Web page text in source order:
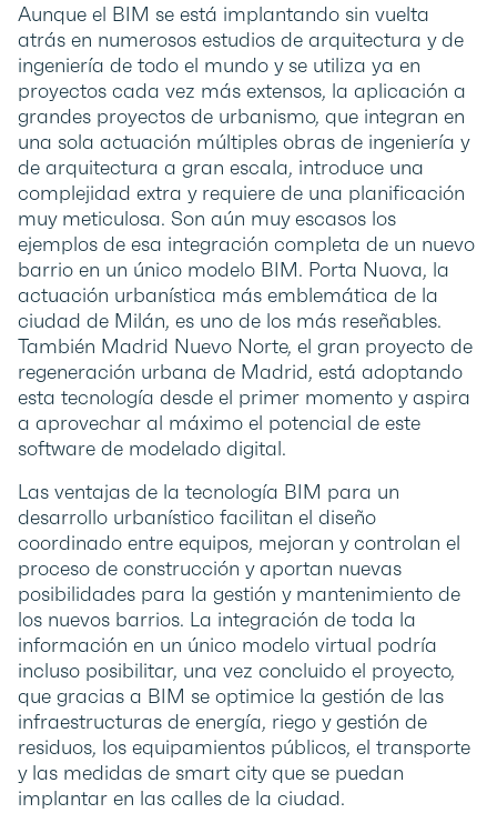
Aunque el BIM se está implantando sin vuelta
atrás en numerosos estudios de arquitectura y de
ingeniería de todo el mundo y se utiliza ya en
proyectos cada vez más extensos, la aplicación a
grandes proyectos de urbanismo, que integran en
una sola actuación múltiples obras de ingeniería y
de arquitectura a gran escala, introduce una
complejidad extra y requiere de una planificación
muy meticulosa. Son aún muy escasos los
ejemplos de esa integración completa de un nuevo
barrio en un único modelo BIM. Porta Nuova, la
actuación urbanística más emblemática de la
ciudad de Milán, es uno de los más reseñables.
También Madrid Nuevo Norte, el gran proyecto de
regeneración urbana de Madrid, está adoptando
esta tecnología desde el primer momento y aspira
a aprovechar al máximo el potencial de este
software de modelado digital.
Las ventajas de la tecnología BIM para un
desarrollo urbanístico facilitan el diseño
coordinado entre equipos, mejoran y controlan el
proceso de construcción y aportan nuevas
posibilidades para la gestión y mantenimiento de
los nuevos barrios. La integración de toda la
información en un único modelo virtual podría
incluso posibilitar, una vez concluido el proyecto,
que gracias a BIM se optimice la gestión de las
infraestructuras de energía, riego y gestión de
residuos, los equipamientos públicos, el transporte
y las medidas de smart city que se puedan
implantar en las calles de la ciudad.